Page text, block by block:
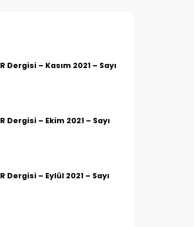
Dergisi – Kasım 2021 – Sayı
Dergisi – Ekim 2021 – Sayı
Dergisi – Eylül 2021 – Sayı